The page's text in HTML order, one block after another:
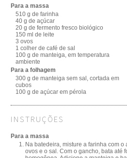
Para a massa
510 g de farinha
40 g de açúcar
20 g de fermento fresco biológico
150 ml de leite
3 ovos
1 colher de café de sal
100 g de manteiga, em temperatura
ambiente
Para a folhagem
300 g de manteiga sem sal, cortada em
cubos
100 g de açúcar em pérola
INSTRUÇÕES
Para a massa
Na batedeira, misture a farinha com o
ovos e o sal. Com o gancho, bata até